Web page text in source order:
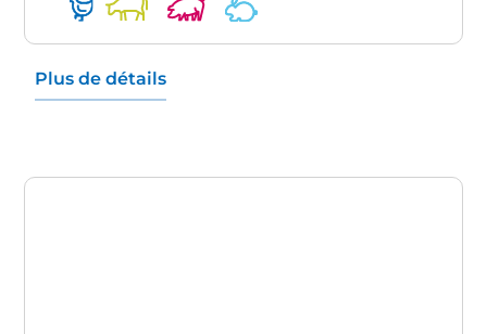
Plus de détails